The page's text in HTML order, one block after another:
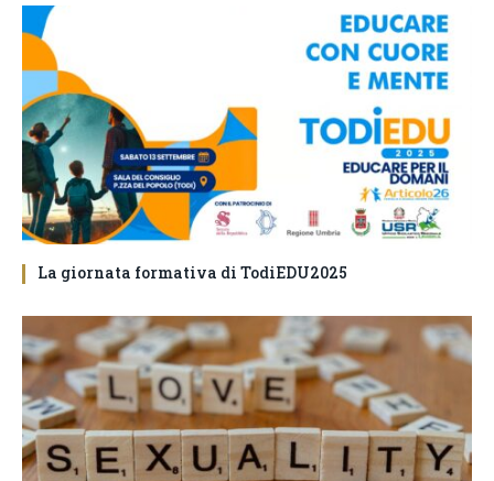
La giornata formativa di TodiEDU2025